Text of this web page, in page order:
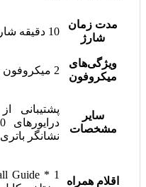
مدت زمان
شارژ
10 دقیقه شارژ برای دو ساعت مکالمه
ویژگی‌های
میکروفون
2 میکروفون برای ارائه کیفیت تماس بهتر
سایر
مشخصات
نشانگر باتری
اقلام همراه